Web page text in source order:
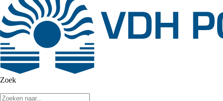
Zoek